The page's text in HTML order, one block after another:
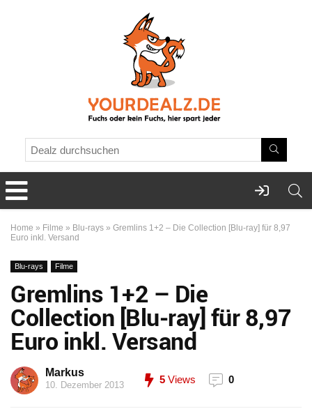
Home » Filme » Blu-rays » Gremlins 1+2 – Die Collection [Blu-ray] für 8,97
Euro inkl. Versand
Blu-rays Filme
Gremlins 1+2 – Die
Collection [Blu-ray] für 8,97
Euro inkl. Versand
Markus
10. Dezember 2013 5 Views 0